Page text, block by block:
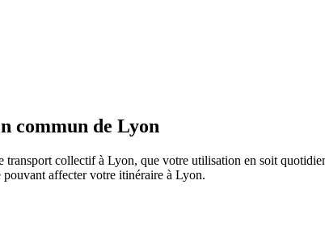
commun de Lyon
collectif à Lyon, que votre utilisation en soit
pouvant affecter votre itinéraire à Lyon.